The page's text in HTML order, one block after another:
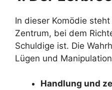
In dieser Komödie
Zentrum, bei dem
Schuldige ist. Die
Lügen und
Handlung und